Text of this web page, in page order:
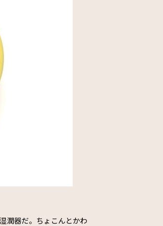
潤器だ。ちょこんとかわ